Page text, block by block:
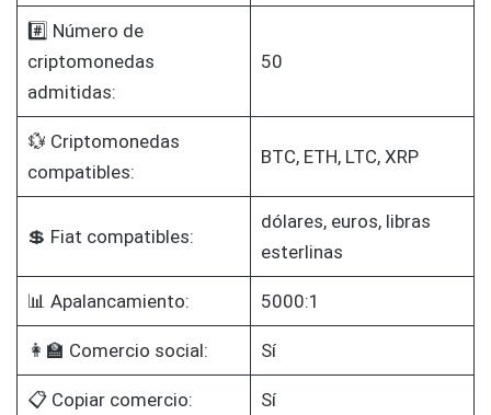
#️⃣ Número de
criptomonedas
admitidas:
50
💱 Criptomonedas
compatibles:
BTC, ETH, LTC, XRP
💲 Fiat compatibles:
dólares, euros, libras
esterlinas
📊 Apalancamiento: 5000:1
👩‍🏫 Comercio social: Sí
📋 Copiar comercio: Sí